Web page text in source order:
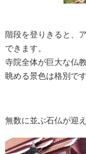
階段を登りきると、
できます。
寺院全体が巨大な仏
眺める景色は格別です
無数に並ぶ石仏が迎